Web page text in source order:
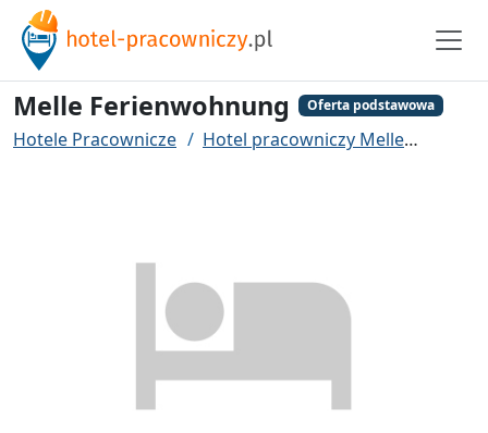
Melle Ferienwohnung Oferta podstawowa
Hotele Pracownicze Hotel pracowniczy Melle